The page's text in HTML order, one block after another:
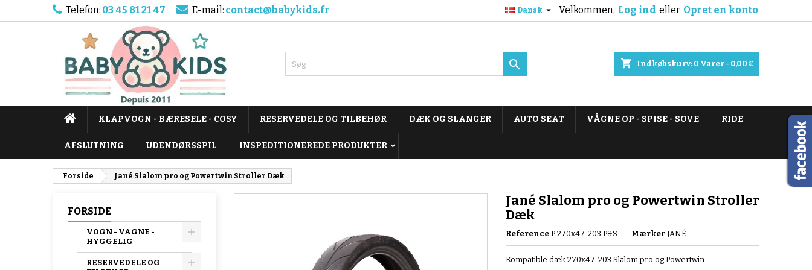
Telefon: 03 45 81 21 47 E-mail: contact@babykids.fr Velkommen, Log ind eller Opret en konto
Dansk 
shopping_cart Indkøbskurv: 0 Varer - 0,00 €

KLAPVOGN - BÆRESELE - COSY RESERVEDELE OG TILBEHØR DÆK OG SLANGER AUTO SEAT VÅGNE OP - SPISE - SOVE RIDE
AFSLUTNING UDENDØRSSPIL INSPEDITIONEREDE PRODUKTER
Forside Jané Slalom pro og Powertwin Stroller Dæk
FORSIDE
VOGN - VAGNE -
HYGGELIG
RESERVEDELE OG
Jané Slalom pro og Powertwin Stroller
Dæk
Reference P 270x47-203 P&S Mærker JANÉ
Kompatible dæk 270x47-203 Slalom pro og Powertwin